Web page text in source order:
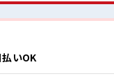
くさん活躍中の活気ある職場！
いOK